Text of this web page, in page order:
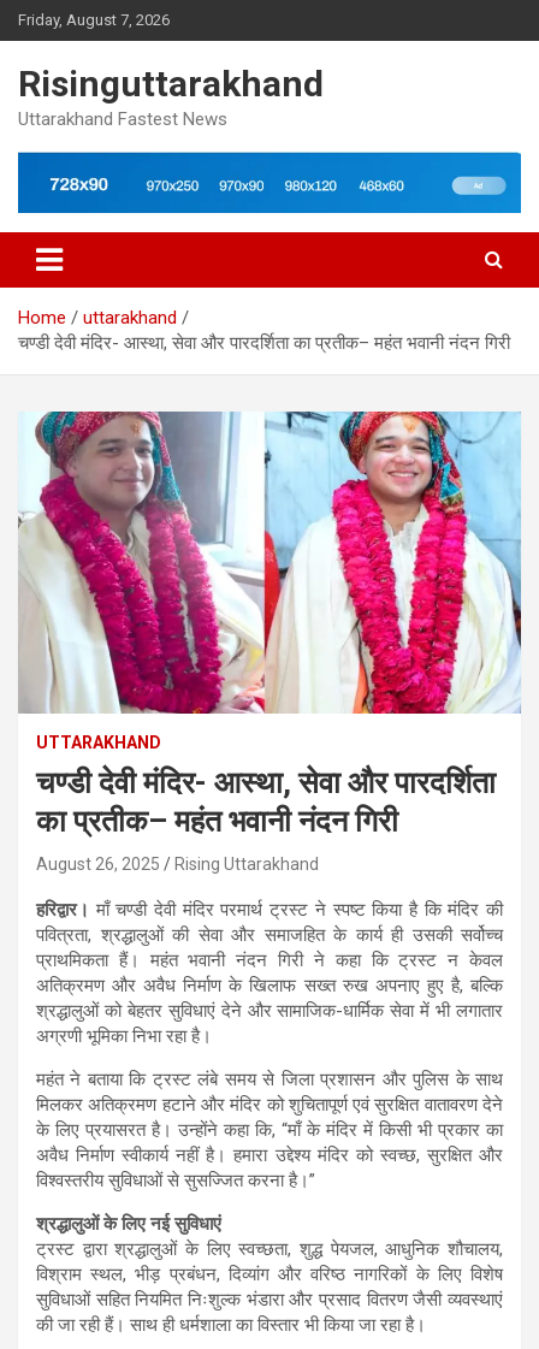
Skip
to
Friday, August 7, 2026
Risinguttarakhand
Uttarakhand Fastest News
Home
uttarakhand
चण्डी देवी मंदिर- आस्था, सेवा और पारदर्शिता का प्रतीक– महंत भवानी नंदन गिरी
UTTARAKHAND
चण्डी देवी मंदिर- आस्था, सेवा और पारदर्शिता
का प्रतीक– महंत भवानी नंदन गिरी
August 26, 2025 Rising Uttarakhand
हरिद्वार। माँ चण्डी देवी मंदिर परमार्थ ट्रस्ट ने स्पष्ट किया है कि मंदिर की
पवित्रता, श्रद्धालुओं की सेवा और समाजहित के कार्य ही उसकी सर्वोच्च
प्राथमिकता हैं। महंत भवानी नंदन गिरी ने कहा कि ट्रस्ट न केवल
अतिक्रमण और अवैध निर्माण के खिलाफ सख्त रुख अपनाए हुए है, बल्कि
श्रद्धालुओं को बेहतर सुविधाएं देने और सामाजिक-धार्मिक सेवा में भी लगातार
अग्रणी भूमिका निभा रहा है।
महंत ने बताया कि ट्रस्ट लंबे समय से जिला प्रशासन और पुलिस के साथ
मिलकर अतिक्रमण हटाने और मंदिर को शुचितापूर्ण एवं सुरक्षित वातावरण देने
के लिए प्रयासरत है। उन्होंने कहा कि, “माँ के मंदिर में किसी भी प्रकार का
अवैध निर्माण स्वीकार्य नहीं है। हमारा उद्देश्य मंदिर को स्वच्छ, सुरक्षित और
विश्वस्तरीय सुविधाओं से सुसज्जित करना है।”
श्रद्धालुओं के लिए नई सुविधाएं
ट्रस्ट द्वारा श्रद्धालुओं के लिए स्वच्छता, शुद्ध पेयजल, आधुनिक शौचालय,
विश्राम स्थल, भीड़ प्रबंधन, दिव्यांग और वरिष्ठ नागरिकों के लिए विशेष
सुविधाओं सहित नियमित निःशुल्क भंडारा और प्रसाद वितरण जैसी व्यवस्थाएं
की जा रही हैं। साथ ही धर्मशाला का विस्तार भी किया जा रहा है।